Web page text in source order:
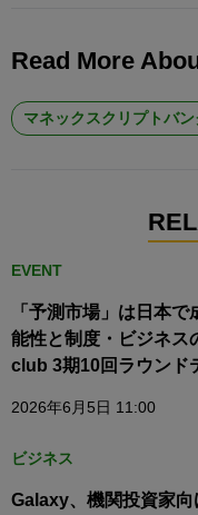
Read More
マネックスクリプトバン
EVENT
「予測市場」は日本
能性と制度・ビジネ
club 3期10回ラウンド
2026年6月5日 11:00
ビジネス
Galaxy、機関投資家